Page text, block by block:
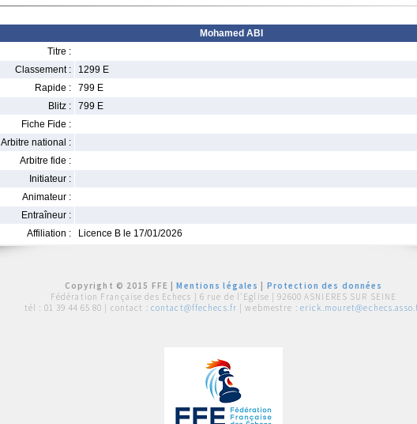
Mohamed ABI
Titre :
Classement :
1299 E
Rapide :
799 E
Blitz :
799 E
Fiche Fide :
Arbitre national :
Arbitre fide :
Initiateur :
Animateur :
Entraîneur :
Affiliation :
Licence B le 17/01/2026
Copyright © 2015 FFE |Mentions légales
Protection des données
Fédération Française des Echecs | 6 rue de l'Eglise | 92600 ASNIERES SUR SEINE
tél : 01 39 44 65 80 | contact : contact@ffechecs.fr | webmestre :